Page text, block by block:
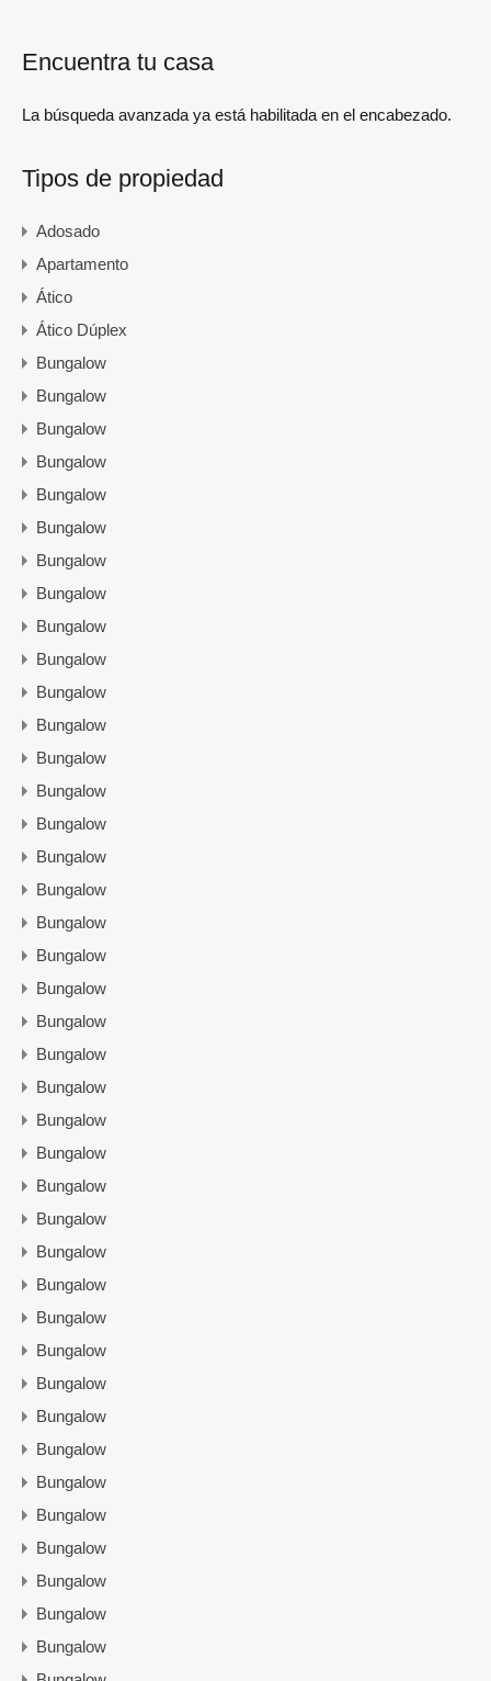
Encuentra tu casa
La búsqueda avanzada ya está habilitada en el encabezado.
Tipos de propiedad
Adosado
Apartamento
Ático
Ático Dúplex
Bungalow
Bungalow
Bungalow
Bungalow
Bungalow
Bungalow
Bungalow
Bungalow
Bungalow
Bungalow
Bungalow
Bungalow
Bungalow
Bungalow
Bungalow
Bungalow
Bungalow
Bungalow
Bungalow
Bungalow
Bungalow
Bungalow
Bungalow
Bungalow
Bungalow
Bungalow
Bungalow
Bungalow
Bungalow
Bungalow
Bungalow
Bungalow
Bungalow
Bungalow
Bungalow
Bungalow
Bungalow
Bungalow
Bungalow
Bungalow